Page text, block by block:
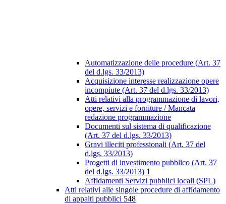
Automatizzazione delle procedure (Art. 37
del d.lgs. 33/2013)
Acquisizione interesse realizzazione opere
incompiute (Art. 37 del d.lgs. 33/2013)
Atti relativi alla programmazione di lavori,
opere, servizi e forniture / Mancata
redazione programmazione
Documenti sul sistema di qualificazione
(Art. 37 del d.lgs. 33/2013)
Gravi illeciti professionali (Art. 37 del
d.lgs. 33/2013)
Progetti di investimento pubblico (Art. 37
del d.lgs. 33/2013) 1
Affidamenti Servizi pubblici locali (SPL)
Atti relativi alle singole procedure di affidamento
di appalti pubblici 548